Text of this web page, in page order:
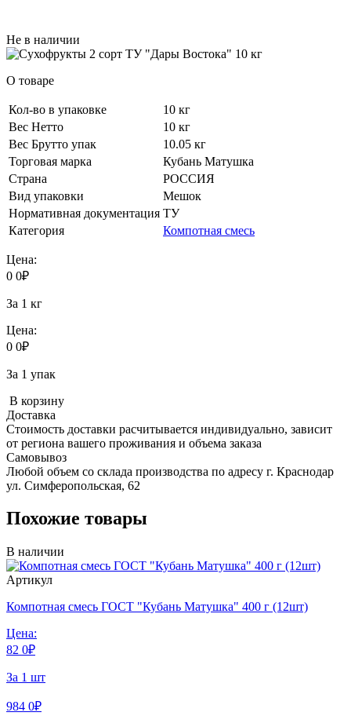
Не в наличии
О товаре
Кол-во в упаковке
10 кг
Вес Нетто
10 кг
Вес Брутто упак
10.05 кг
Торговая марка
Кубань Матушка
Страна
РОССИЯ
Вид упаковки
Мешок
Нормативная документация ТУ
Категория
Компотная смесь
Цена:
0 0₽
За 1 кг
Цена:
0 0₽
За 1 упак
В корзину
Доставка
Стоимость доставки расчитывается индивидуально, зависит
от региона вашего проживания и объема заказа
Самовывоз
Любой объем со склада производства по адресу г. Краснодар
ул. Симферопольская, 62
Похожие товары
В наличии
Артикул
Компотная смесь ГОСТ "Кубань Матушка" 400 г (12шт)
Цена:
82 0₽
За 1 шт
984 0₽